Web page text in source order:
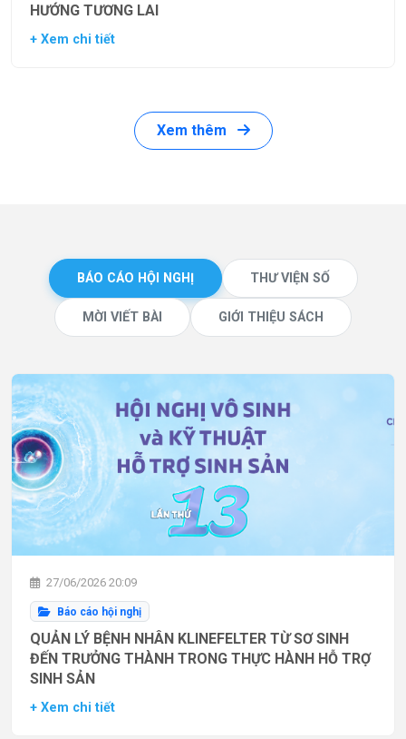
HƯỚNG TƯƠNG LAI
+ Xem chi tiết
Xem thêm
BÁO CÁO HỘI NGHỊ THƯ VIỆN SỐ
MỜI VIẾT BÀI GIỚI THIỆU SÁCH
27/06/2026 20:09
Báo cáo hội nghị
QUẢN LÝ BỆNH NHÂN KLINEFELTER TỪ SƠ SINH
ĐẾN TRƯỞNG THÀNH TRONG THỰC HÀNH HỖ TRỢ
SINH SẢN
+ Xem chi tiết